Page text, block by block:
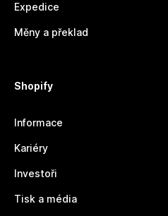
Expedice
Měny a překlad
Shopify
Informace
Kariéry
Investoři
Tisk a média